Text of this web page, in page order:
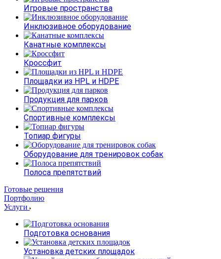
Игровые пространства
Инклюзивное оборудование
Канатные комплексы
Кроссфит
Площадки из HPL и HDPE
Продукция для парков
Спортивные комплексы
Топиар фигуры
Оборудование для тренировок собак
Полоса препятствий
Готовые решения
Портфолию
Услуги
Подготовка основания
Установка детских площадок